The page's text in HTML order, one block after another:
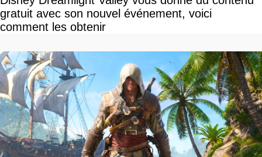
gratuit avec son nouvel événement, voici
comment les obtenir